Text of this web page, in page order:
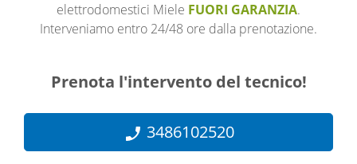
elettrodomestici Miele FUORI GARANZIA.
Interveniamo entro 24/48 ore dalla prenotazione.
Prenota l'intervento del tecnico!
3486102520